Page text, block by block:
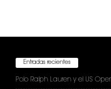
Entradas recientes
Polo Ralph Lauren y el US